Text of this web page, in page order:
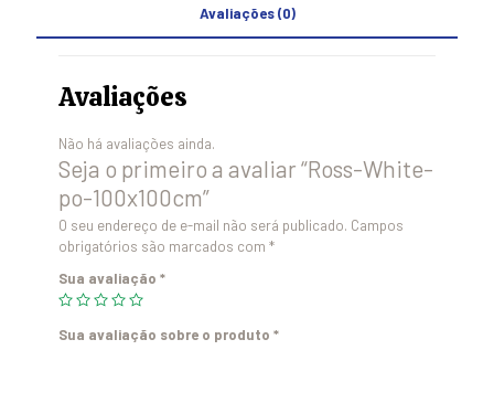
Avaliações (0)
Avaliações
Não há avaliações ainda.
Seja o primeiro a avaliar “Ross-White-
po-100x100cm”
O seu endereço de e-mail não será publicado. Campos
obrigatórios são marcados com *
Sua avaliação *
Sua avaliação sobre o produto *